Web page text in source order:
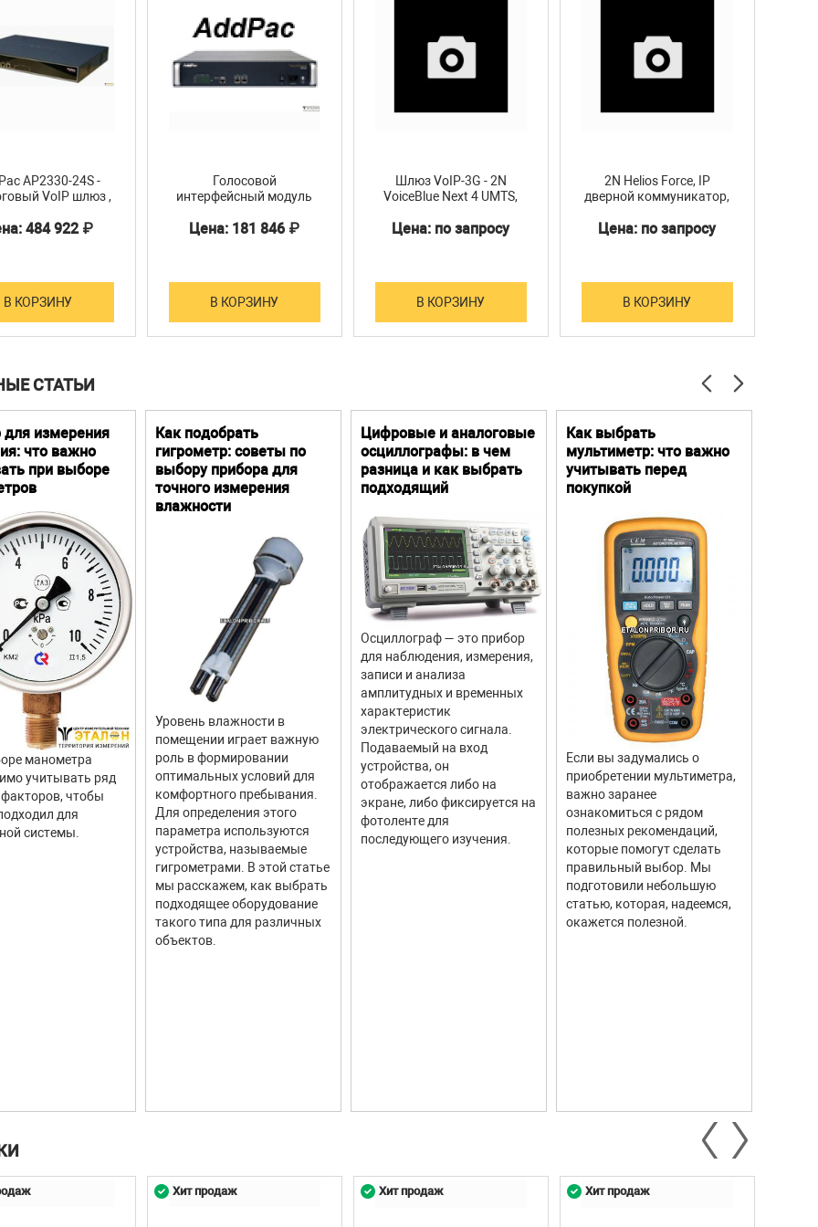
AP2330-24S -
VoIP шлюз ,
SIP/MGCP
484 922 ₽
В КОРЗИНУ
Голосовой
интерфейсный модуль
2640/2650/2120
Цена: 181 846 ₽
В КОРЗИНУ
Шлюз VoIP-3G - 2N
VoiceBlue Next 4 UMTS,
подключение SIP,
Цена: по запросу
В КОРЗИНУ
2N Helios Force, IP
дверной коммуникатор,
набора, усиленный
Цена: по запросу
В КОРЗИНУ
СТАТЬИ
для измерения
что важно
при выборе
манометра
учитывать ряд
чтобы
для
системы.
Как подобрать
гигрометр: советы по
выбору прибора для
точного измерения
влажности
Уровень влажности в
помещении играет важную
роль в формировании
оптимальных условий для
комфортного пребывания.
Для определения этого
параметра используются
устройства, называемые
гигрометрами. В этой статье
мы расскажем, как выбрать
подходящее оборудование
такого типа для различных
объектов.
Цифровые и аналоговые
осциллографы: в чем
разница и как выбрать
подходящий
Осциллограф — это прибор
для наблюдения, измерения,
записи и анализа
амплитудных и временных
характеристик
электрического сигнала.
Подаваемый на вход
устройства, он
отображается либо на
экране, либо фиксируется на
фотоленте для
последующего изучения.
Как выбрать
мультиметр: что важно
учитывать перед
покупкой
Если вы задумались о
приобретении мультиметра,
важно заранее
ознакомиться с рядом
полезных рекомендаций,
которые помогут сделать
правильный выбор. Мы
подготовили небольшую
статью, которая, надеемся,
окажется полезной.
Хит продаж Хит продаж Хит продаж